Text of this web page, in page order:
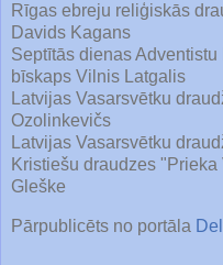
Rīgas ebreju reliģiskās
Davids Kagans
Septītās dienas
bīskaps Vilnis Latgalis
Latvijas Vasarsvētku
Ozolinkevičs
Latvijas Vasarsvētku
Kristiešu draudzes
Gleške
Pārpublicēts no portāla